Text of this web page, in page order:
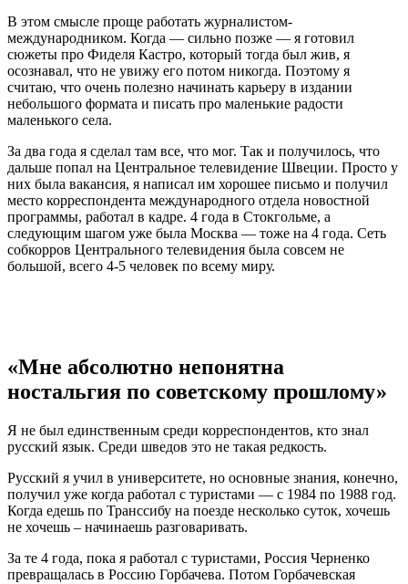
В этом смысле проще работать журналистом-
международником. Когда — сильно позже — я готовил
сюжеты про Фиделя Кастро, который тогда был жив, я
осознавал, что не увижу его потом никогда. Поэтому я
считаю, что очень полезно начинать карьеру в издании
небольшого формата и писать про маленькие радости
маленького села.
За два года я сделал там все, что мог. Так и получилось, что
дальше попал на Центральное телевидение Швеции. Просто у
них была вакансия, я написал им хорошее письмо и получил
место корреспондента международного отдела новостной
программы, работал в кадре. 4 года в Стокгольме, а
следующим шагом уже была Москва — тоже на 4 года. Сеть
собкорров Центрального телевидения была совсем не
большой, всего 4-5 человек по всему миру.
«Мне абсолютно непонятна
ностальгия по советскому прошлому»
Я не был единственным среди корреспондентов, кто знал
русский язык. Среди шведов это не такая редкость.
Русский я учил в университете, но основные знания, конечно,
получил уже когда работал с туристами — с 1984 по 1988 год.
Когда едешь по Транссибу на поезде несколько суток, хочешь
не хочешь – начинаешь разговаривать.
За те 4 года, пока я работал с туристами, Россия Черненко
превращалась в Россию Горбачева. Потом Горбачевская